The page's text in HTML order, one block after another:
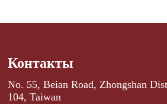
Контакты
No. 55, Beian Road, Zhongshan
104, Taiwan